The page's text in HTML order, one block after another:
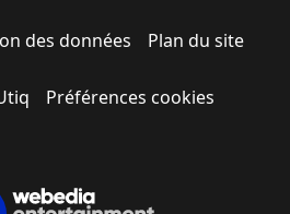
des données Plan du site
Préférences cookies